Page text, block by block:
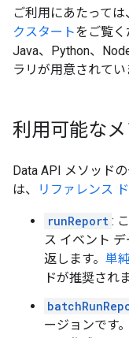
ご利用にあたっては
クスタートをご覧く
Java、Python、
ラリが用意されてい
利用可能な
Data API メソッド
は、
リファレンス
runReport :
ス イベント
返します。 単
ドが推奨されま
ージョンです